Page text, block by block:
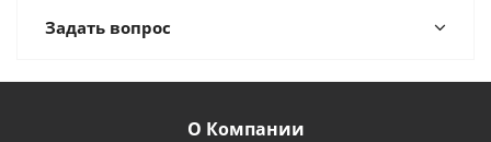
Задать вопрос
О Компании